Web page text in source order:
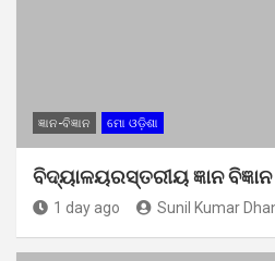
ଜ୍ଞାନ-ବିଜ୍ଞାନ ମୋ ଓଡ଼ିଶା
ବିଦ୍ୟାଳୟରସ୍ତରୀୟ ଜ୍ଞାନ ବିଜ୍ଞାନ
1 day ago Sunil Kumar